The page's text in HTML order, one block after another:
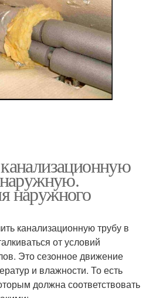
наружного
канализационную трубу в
от условий
Это сезонное движение
и влажности. То есть
должна соответствовать